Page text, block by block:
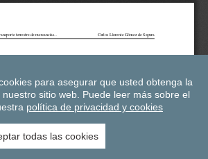
para asegurar que usted obtenga la
sitio web. Puede leer más sobre el
política de privacidad y cookies
todas las cookies